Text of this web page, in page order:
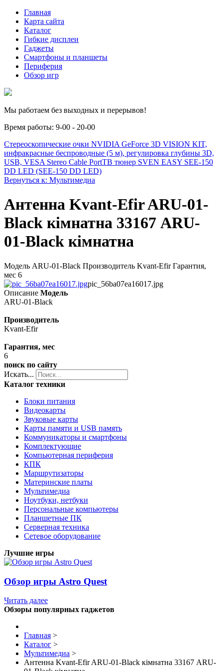
Главная
Карта сайта
Каталог
Гибкие дисплеи
Гаджеты
Смартфоны и планшеты
Периферия
Обзор игр
Мы работаем без выходных и перерывов!
Время работы: 9-00 - 20-00
Стереоскопические очки NVIDIA GeForce 3D VISION KIT,
инфракрасные беспроводные (5 м), регулировка глубины 3D,
USB, VESA Stereo Cable PortТВ тюнер SVEN EASY SEE-150
DD LED (SEE-150 DD LED)
Вернуться к: Мультимедиа
Антенна Kvant-Efir ARU-01-
Black кімнатна 33167 ARU-
01-Black кімнатна
Модель ARU-01-Black Производитель Kvant-Efir Гарантия,
мес 6
pic_56ba07ea16017.jpg
Описание Модель
ARU-01-Black
Производитель
Kvant-Efir
Гарантия, мес
6
поиск по сайту
Искать...
Каталог техники
Блоки питания
Видеокарты
Звуковые карты
Карты памяти и USB память
Коммуникаторы и смартфоны
Комплектующие
Компьютерная периферия
КПК
Маршрутизаторы
Материнские платы
Мультимедиа
Ноутбуки, нетбуки
Персональные компьютеры
Планшетные ПК
Серверная техника
Сетевое оборудование
Лучшие игры
Обзор игры Astro Quest
Читать далее
Обзоры популярных гаджетов
Главная >
Каталог >
Мультимедиа >
Антенна Kvant-Efir ARU-01-Black кімнатна 33167 ARU-